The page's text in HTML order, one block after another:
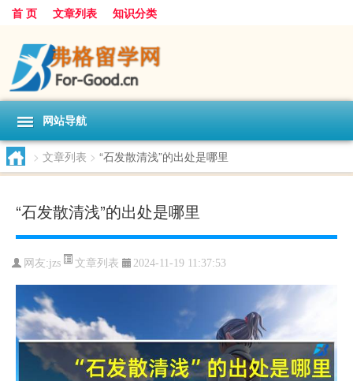
首 页 文章列表 知识分类
网站导航
> 文章列表 > “石发散清浅”的出处是哪里
“石发散清浅”的出处是哪里
网友:jzs 文章列表 2024-11-19 11:37:53